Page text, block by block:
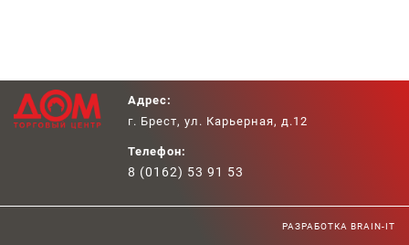
Адрес:
г. Брест, ул. Карьерная, д.12
Телефон:
8 (0162) 53 91 53
РАЗРАБОТКА BRAIN-IT